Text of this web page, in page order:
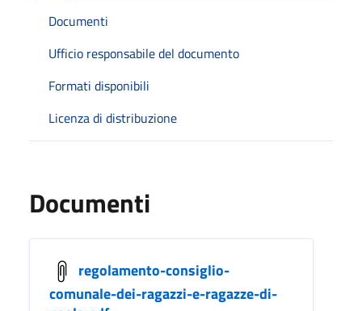
Documenti
Ufficio responsabile del documento
Formati disponibili
Licenza di distribuzione
Documenti
regolamento-consiglio-
comunale-dei-ragazzi-e-ragazze-di-